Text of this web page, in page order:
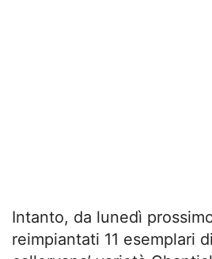
Intanto, da lunedì
reimpiantati 11 esemplari